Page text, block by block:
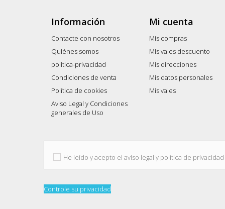
Información
Contacte con nosotros
Quiénes somos
politica-privacidad
Condiciones de venta
Política de cookies
Aviso Legal y Condiciones
generales de Uso
Mi cuenta
Mis compras
Mis vales descuento
Mis direcciones
Mis datos personales
Mis vales
He leído y acepto el aviso legal y política de privacidad
Controle su privacidad